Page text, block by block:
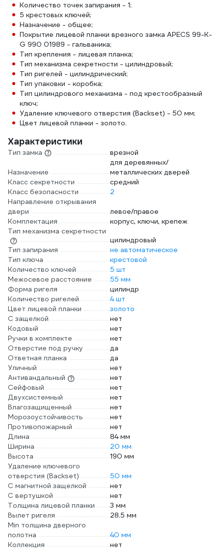
Количество точек запирания - 1;
5 крестовых ключей;
Назначение - общее;
Покрытие лицевой планки врезного замка APECS 99-K-
G 990 01989 - гальваника;
Тип крепления - лицевая планка;
Тип механизма секретности - цилиндровый;
Тип ригелей - цилиндрический;
Тип упаковки - коробка;
Тип цилиндрового механизма - под крестообразный
ключ;
Удаление ключевого отверстия (Backset) - 50 мм;
Цвет лицевой планки - золото.
Характеристики
Тип замка врезной
Назначение
для деревянных/
металлических дверей
Класс секретности
средний
Класс безопасности
2
Направление открывания
двери
левое/правое
Комплектация
корпус, ключи, крепеж
Тип механизма секретности
цилиндровый
Тип запирания
не автоматическое
Тип ключа
крестовой
Количество ключей
5 шт
Межосевое расстояние
55 мм
Форма ригеля
цилиндр
Количество ригелей
4 шт
Цвет лицевой планки
золото
С защелкой
нет
Кодовый
нет
Ручки в комплекте
нет
Отверстие под ручку
да
Ответная планка
да
Уличный
нет
Антивандальный
нет
Сейфовый
нет
Двухсистемный
нет
Влагозащищенный
нет
Морозоустойчивость
нет
Противопожарный
нет
Длина
84 мм
Ширина
20 мм
Высота
190 мм
Удаление ключевого
отверстия (Backset)
50 мм
С магнитной защелкой
нет
С вертушкой
нет
Толщина лицевой планки
3 мм
Вылет ригеля
28.5 мм
Min толщина дверного
полотна
40 мм
Коллекция
нет